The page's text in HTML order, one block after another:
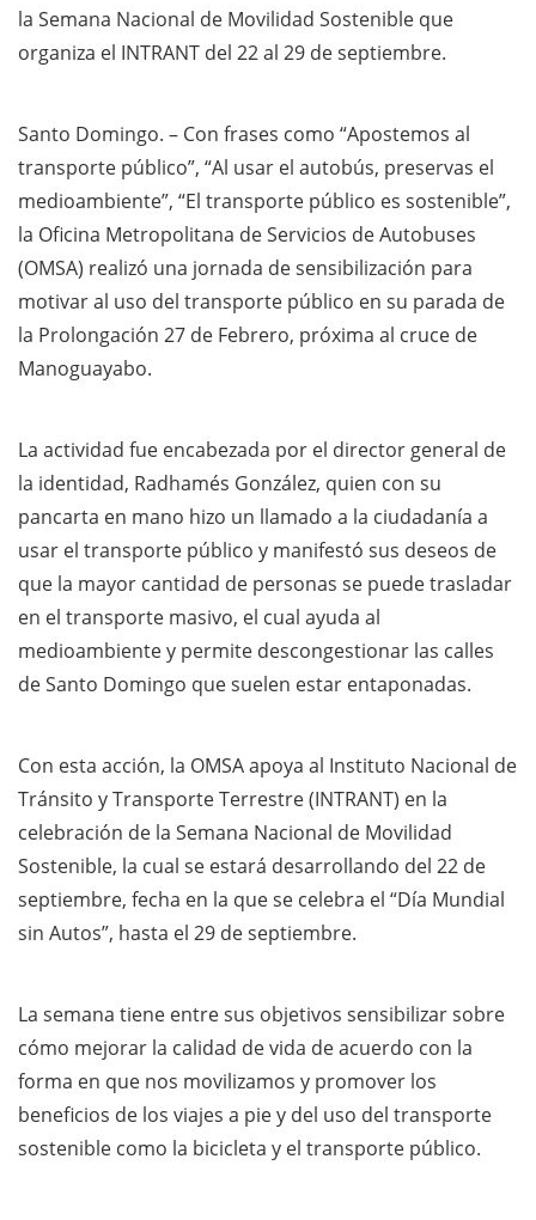
la Semana Nacional de Movilidad Sostenible que
organiza el INTRANT del 22 al 29 de septiembre.
Santo Domingo. – Con frases como “Apostemos al
transporte público”, “Al usar el autobús, preservas el
medioambiente”, “El transporte público es sostenible”,
la Oficina Metropolitana de Servicios de Autobuses
(OMSA) realizó una jornada de sensibilización para
motivar al uso del transporte público en su parada de
la Prolongación 27 de Febrero, próxima al cruce de
Manoguayabo.
La actividad fue encabezada por el director general de
la identidad, Radhamés González, quien con su
pancarta en mano hizo un llamado a la ciudadanía a
usar el transporte público y manifestó sus deseos de
que la mayor cantidad de personas se puede trasladar
en el transporte masivo, el cual ayuda al
medioambiente y permite descongestionar las calles
de Santo Domingo que suelen estar entaponadas.
Con esta acción, la OMSA apoya al Instituto Nacional de
Tránsito y Transporte Terrestre (INTRANT) en la
celebración de la Semana Nacional de Movilidad
Sostenible, la cual se estará desarrollando del 22 de
septiembre, fecha en la que se celebra el “Día Mundial
sin Autos”, hasta el 29 de septiembre.
La semana tiene entre sus objetivos sensibilizar sobre
cómo mejorar la calidad de vida de acuerdo con la
forma en que nos movilizamos y promover los
beneficios de los viajes a pie y del uso del transporte
sostenible como la bicicleta y el transporte público.